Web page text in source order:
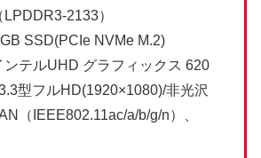
2133）
SSD(PCIe NVMe M.2)
ンテルUHD グラフィックス 620
型フルHD(1920×1080)/非光沢
（IEEE802.11ac/a/b/g/n）、